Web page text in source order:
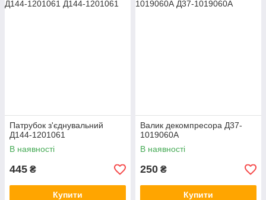
Патрубок з'єднувальний
Д144-1201061
В наявності
445 ₴
Купити
Валик декомпресора Д37-
1019060А
В наявності
250 ₴
Купити